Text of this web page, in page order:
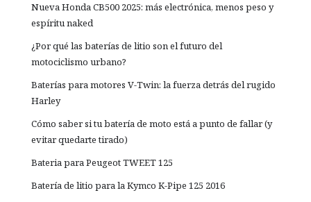
Nueva Honda CB500 2025: más electrónica, menos peso y
espíritu naked
¿Por qué las baterías de litio son el futuro del
motociclismo urbano?
Baterías para motores V-Twin: la fuerza detrás del rugido
Harley
Cómo saber si tu batería de moto está a punto de fallar (y
evitar quedarte tirado)
Bateria para Peugeot TWEET 125
Batería de litio para la Kymco K-Pipe 125 2016